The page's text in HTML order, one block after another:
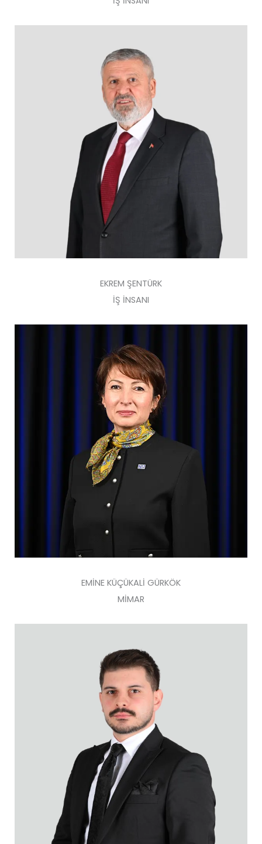
EKREM ŞENTÜRK
İŞ İNSANI
EMİNE KÜÇÜKALİ GÜRKÖK
MİMAR